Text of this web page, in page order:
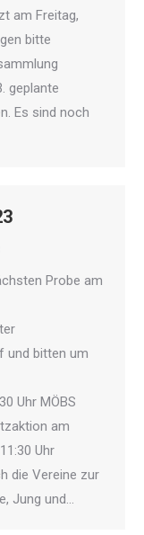
am Freitag,
bitte
geplante
Es sind noch
Probe am
und bitten um
Uhr MÖBS
am
Uhr
die Vereine zur
Jung und…